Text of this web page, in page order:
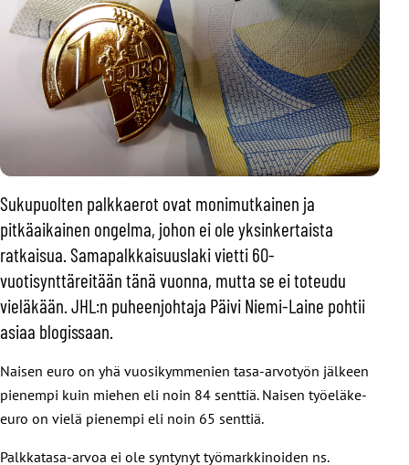
Sukupuolten palkkaerot ovat monimutkainen ja
pitkäaikainen ongelma, johon ei ole yksinkertaista
ratkaisua. Samapalkkaisuuslaki vietti 60-
vuotisynttäreitään tänä vuonna, mutta se ei toteudu
vieläkään. JHL:n puheenjohtaja Päivi Niemi-Laine pohtii
asiaa blogissaan.
Naisen euro on yhä vuosikymmenien tasa-arvotyön jälkeen
pienempi kuin miehen eli noin 84 senttiä. Naisen työeläke-
euro on vielä pienempi eli noin 65 senttiä.
Palkkatasa-arvoa ei ole syntynyt työmarkkinoiden ns.